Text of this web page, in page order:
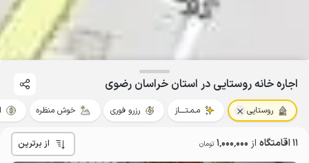
اجاره خانه روستایی در استان خراسان رضوی
روستایی مـمـتــــاز رزرو فوری خوش منظره
11 اقامتگاه از 1٬000٬000 تومان از برترین